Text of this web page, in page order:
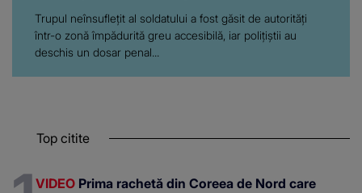
Trupul neînsuflețit al soldatului a fost găsit de autorități
într-o zonă împădurită greu accesibilă, iar polițiștii au
deschis un dosar penal...
Top citite
VIDEO Prima rachetă din Coreea de Nord care